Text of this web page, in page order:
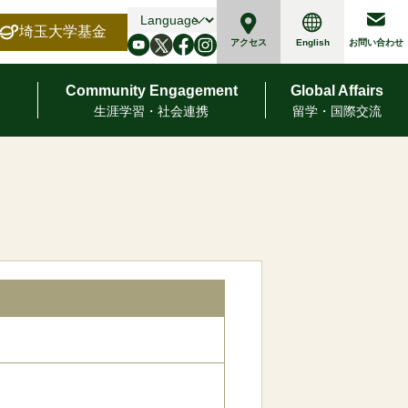
埼玉大学基金
アクセス English お問い合わせ
Community Engagement
⽣涯学習・社会連携
Global Affairs
留学・国際交流